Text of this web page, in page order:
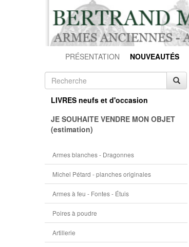
PRÉSENTATION NOUVEAUTÉS
LIVRES neufs et d'occasion
JE SOUHAITE VENDRE MON OBJET
(estimation)
Armes blanches - Dragonnes
Michel Pétard - planches originales
Armes à feu - Fontes - Étuis
Poires à poudre
Artillerie